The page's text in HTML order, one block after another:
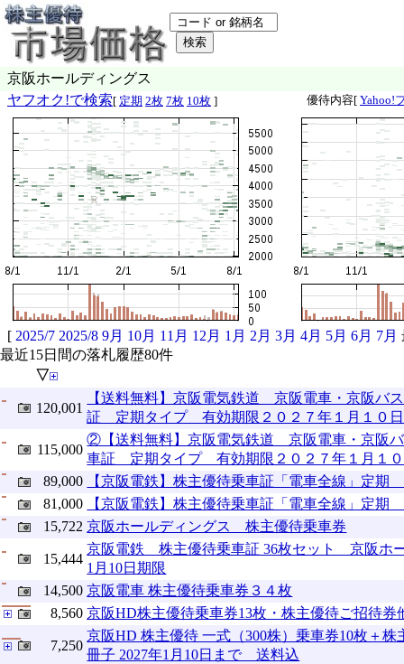
京阪ホールディングス
ヤフオク!で検索 [ 定期 2枚 7枚 10枚 ] 優待内容[ Yahoo!
[ 2025/7 2025/8 9月 10月 11月 12月 1月 2月 3月 4月 5月 6月 7月
最近15日間の落札履歴80件
▽
120,001
【送料無料】京阪電気鉄道 京阪電車・京阪
証 定期タイプ 有効期限２０２７年１月１０
115,000
②【送料無料】京阪電気鉄道 京阪電車・京
車証 定期タイプ 有効期限２０２７年１月１
89,000
【京阪電鉄】株主優待乗車証「電車全線」定期
81,000
【京阪電鉄】株主優待乗車証「電車全線」定期
15,722 京阪ホールディングス 株主優待乗車券
15,444
京阪電鉄 株主優待乗車証 36枚セット 京阪ホ
1月10日期限
14,500 京阪電車 株主優待乗車券３４枚
8,560 京阪HD株主優待乗車券13枚・株主優待ご招待
7,250
京阪HD 株主優待 一式（300株）乗車券10枚＋
冊子 2027年1月10日まで 送料込